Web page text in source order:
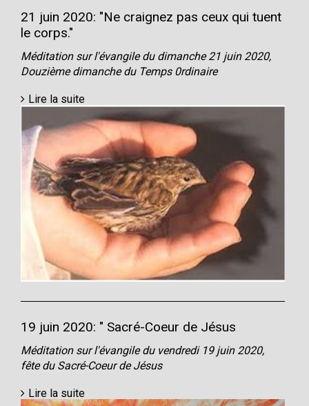
21 juin 2020: "Ne craignez pas ceux qui tuent
le corps."
Méditation sur l'évangile du dimanche 21 juin 2020,
Douzième dimanche du Temps 0rdinaire
Lire la suite
19 juin 2020: " Sacré-Coeur de Jésus
Méditation sur l'évangile du vendredi 19 juin 2020,
fête du Sacré-Coeur de Jésus
Lire la suite